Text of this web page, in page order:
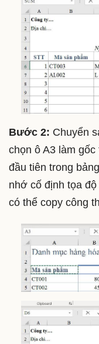
Bước 2: Chuyển
chọn ô A3 làm
đầu tiên trong
nhớ cố định tọa
có thể copy công